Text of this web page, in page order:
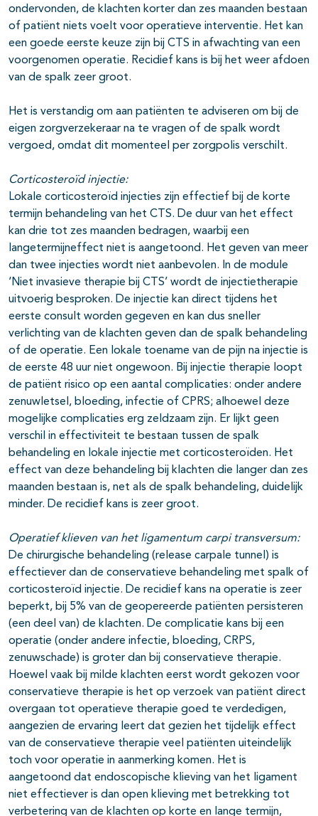
ondervonden, de klachten korter dan zes maanden bestaan
of patiënt niets voelt voor operatieve interventie. Het kan
een goede eerste keuze zijn bij CTS in afwachting van een
voorgenomen operatie. Recidief kans is bij het weer afdoen
van de spalk zeer groot.
Het is verstandig om aan patiënten te adviseren om bij de
eigen zorgverzekeraar na te vragen of de spalk wordt
vergoed, omdat dit momenteel per zorgpolis verschilt.
Corticosteroïd injectie:
Lokale corticosteroïd injecties zijn effectief bij de korte
termijn behandeling van het CTS. De duur van het effect
kan drie tot zes maanden bedragen, waarbij een
langetermijneffect niet is aangetoond. Het geven van meer
dan twee injecties wordt niet aanbevolen. In de module
‘Niet invasieve therapie bij CTS’ wordt de injectietherapie
uitvoerig besproken. De injectie kan direct tijdens het
eerste consult worden gegeven en kan dus sneller
verlichting van de klachten geven dan de spalk behandeling
of de operatie. Een lokale toename van de pijn na injectie is
de eerste 48 uur niet ongewoon. Bij injectie therapie loopt
de patiënt risico op een aantal complicaties: onder andere
zenuwletsel, bloeding, infectie of CPRS; alhoewel deze
mogelijke complicaties erg zeldzaam zijn. Er lijkt geen
verschil in effectiviteit te bestaan tussen de spalk
behandeling en lokale injectie met corticosteroïden. Het
effect van deze behandeling bij klachten die langer dan zes
maanden bestaan is, net als de spalk behandeling, duidelijk
minder. De recidief kans is zeer groot.
Operatief klieven van het ligamentum carpi transversum:
De chirurgische behandeling (release carpale tunnel) is
effectiever dan de conservatieve behandeling met spalk of
corticosteroïd injectie. De recidief kans na operatie is zeer
beperkt, bij 5% van de geopereerde patiënten persisteren
(een deel van) de klachten. De complicatie kans bij een
operatie (onder andere infectie, bloeding, CRPS,
zenuwschade) is groter dan bij conservatieve therapie.
Hoewel vaak bij milde klachten eerst wordt gekozen voor
conservatieve therapie is het op verzoek van patiënt direct
overgaan tot operatieve therapie goed te verdedigen,
aangezien de ervaring leert dat gezien het tijdelijk effect
van de conservatieve therapie veel patiënten uiteindelijk
toch voor operatie in aanmerking komen. Het is
aangetoond dat endoscopische klieving van het ligament
niet effectiever is dan open klieving met betrekking tot
verbetering van de klachten op korte en lange termijn,